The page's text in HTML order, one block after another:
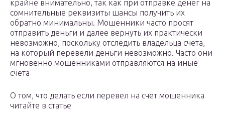
крайне внимательно, так как при отправке денег на
сомнительные реквизиты шансы получить их
обратно минимальны. Мошенники часто просят
отправить деньги и далее вернуть их практически
невозможно, поскольку отследить владельца счета,
на который перевели деньги невозможно. Часто они
мгновенно мошенниками отправляются на иные
счета
О том, что делать если перевел на счет мошенника
читайте в статье